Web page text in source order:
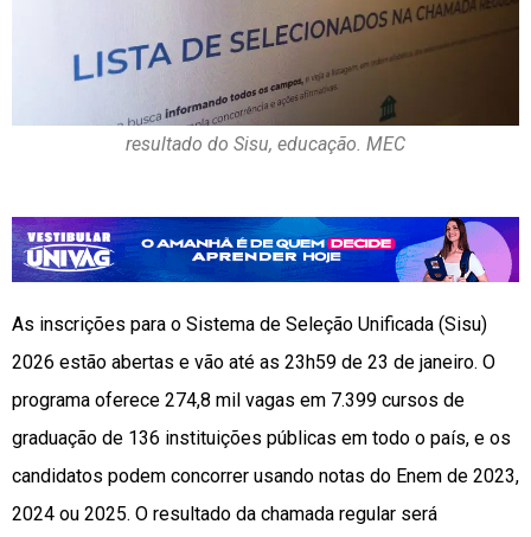
resultado do Sisu, educação. MEC
As inscrições para o Sistema de Seleção Unificada (Sisu)
2026 estão abertas e vão até as 23h59 de 23 de janeiro. O
programa oferece 274,8 mil vagas em 7.399 cursos de
graduação de 136 instituições públicas em todo o país, e os
candidatos podem concorrer usando notas do Enem de 2023,
2024 ou 2025. O resultado da chamada regular será